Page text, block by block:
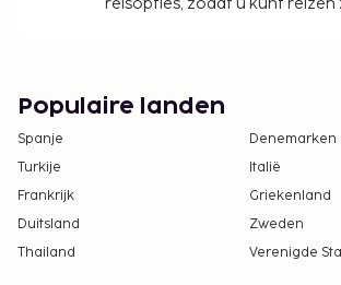
Populaire landen
Spanje
Denemarken
Turkije
Italië
Frankrijk
Griekenland
Duitsland
Zweden
Thailand
Verenigde